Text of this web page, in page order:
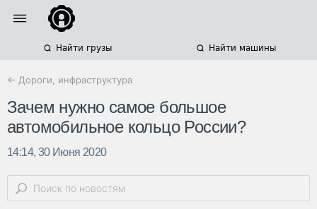
Найти грузы Найти машины
← Дороги, инфраструктура
Зачем нужно самое большое
автомобильное кольцо России?
14:14, 30 Июня 2020